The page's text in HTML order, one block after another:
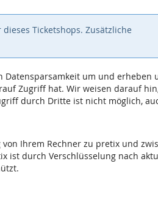
Ticketshops. Zusätzliche
Datensparsamkeit um und erheben
Zugriff hat. Wir weisen darauf
durch Dritte ist nicht möglich,
von Ihrem Rechner zu pretix und
ist durch Verschlüsselung nach